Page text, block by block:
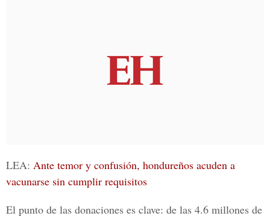
LEA: Ante temor y confusión, hondureños acuden a
vacunarse sin cumplir requisitos
El punto de las donaciones es clave: de las 4.6 millones de